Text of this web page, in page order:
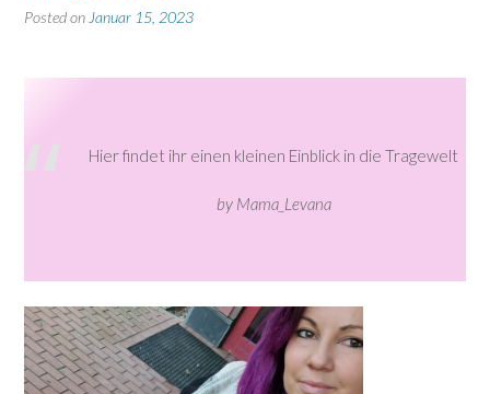
Posted on Januar 15, 2023
Hier findet ihr einen kleinen Einblick in die Tragewelt
by Mama_Levana